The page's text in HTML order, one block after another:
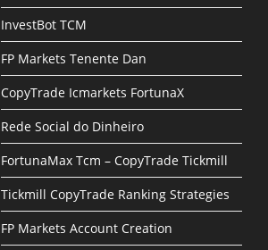
InvestBot TCM
FP Markets Tenente Dan
CopyTrade Icmarkets FortunaX
Rede Social do Dinheiro
FortunaMax Tcm – CopyTrade Tickmill
Tickmill CopyTrade Ranking Strategies
FP Markets Account Creation